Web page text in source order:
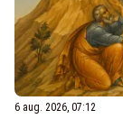
6 aug. 2026, 07:12